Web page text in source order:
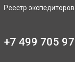
Реестр экспедиторов
+7 499 705